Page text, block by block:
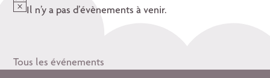
Il n’y a pas d’évènements à venir.
Tous les événements